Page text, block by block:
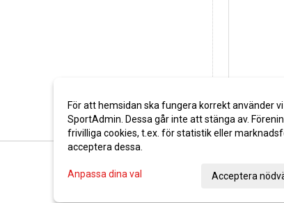
STÖD
För att hemsidan ska fungera korrekt använder
SportAdmin. Dessa går inte att stänga av.
frivilliga cookies, t.ex. för statistik eller
acceptera dessa.
Anpassa dina val Acceptera